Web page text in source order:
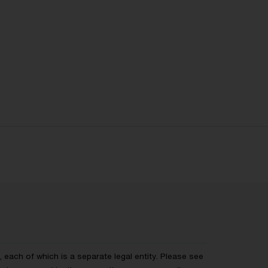
of which is a separate legal entity. Please see